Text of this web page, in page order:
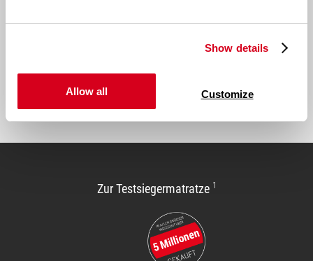
Show details
Allow all Customize
Kenntnis genommen.
Adresse:
Zur Testsiegermatratze 1